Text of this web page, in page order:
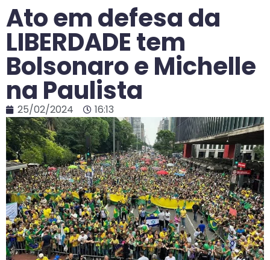
Ato em defesa da
LIBERDADE tem
Bolsonaro e Michelle
na Paulista
25/02/2024 16:13